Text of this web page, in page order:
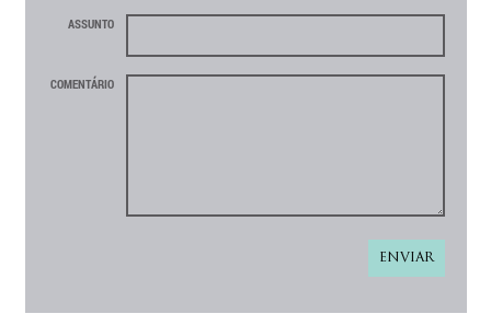
ASSUNTO
COMENTÁRIO